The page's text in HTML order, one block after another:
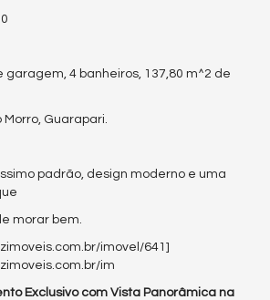
garagem, 4 banheiros, 137,80 m^2 de
Morro, Guarapari.
padrão, design moderno e uma
morar bem.
imovel/641]
im
Exclusivo com Vista Panorâmica na